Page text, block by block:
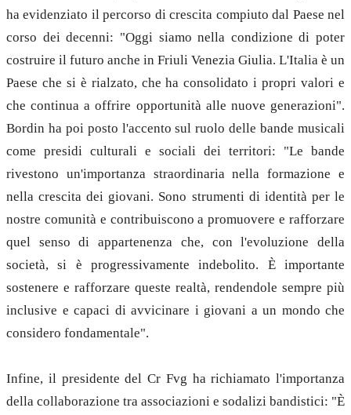
ha evidenziato il percorso di crescita compiuto dal Paese nel
corso dei decenni: "Oggi siamo nella condizione di poter
costruire il futuro anche in Friuli Venezia Giulia. L'Italia è un
Paese che si è rialzato, che ha consolidato i propri valori e
che continua a offrire opportunità alle nuove generazioni".
Bordin ha poi posto l'accento sul ruolo delle bande musicali
come presidi culturali e sociali dei territori: "Le bande
rivestono un'importanza straordinaria nella formazione e
nella crescita dei giovani. Sono strumenti di identità per le
nostre comunità e contribuiscono a promuovere e rafforzare
quel senso di appartenenza che, con l'evoluzione della
società, si è progressivamente indebolito. È importante
sostenere e rafforzare queste realtà, rendendole sempre più
inclusive e capaci di avvicinare i giovani a un mondo che
considero fondamentale".
Infine, il presidente del Cr Fvg ha richiamato l'importanza
della collaborazione tra associazioni e sodalizi bandistici: "È